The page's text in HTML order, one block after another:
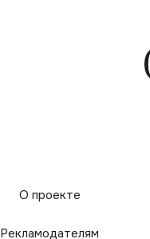
О проекте
Рекламодателям